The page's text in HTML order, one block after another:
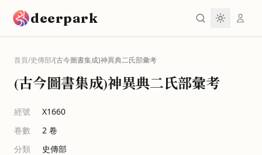
deerpark
首頁/史傳部/(古今圖書集成)神異典二氏部彙考
(古今圖書集成)神異典二氏部彙考
經號
X1660
卷數
2 卷
分類
史傳部